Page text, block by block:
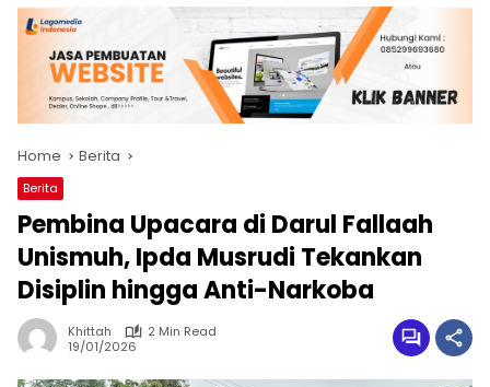
Home Berita
Berita
Pembina Upacara di Darul Fallaah
Unismuh, Ipda Musrudi Tekankan
Disiplin hingga Anti-Narkoba
Khittah
2 Min Read
19/01/2026